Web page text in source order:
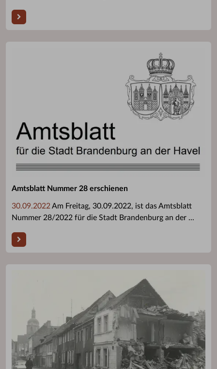
Amtsblatt Nummer 28 erschienen
30.09.2022 Am Freitag, 30.09.2022, ist das Amtsblatt
Nummer 28/2022 für die Stadt Brandenburg an der ...